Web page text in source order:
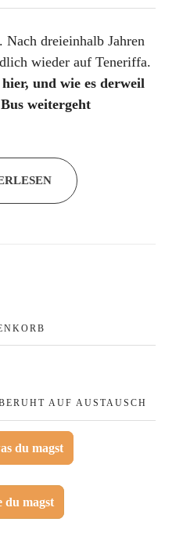
dreieinhalb Jahren
wieder auf Teneriffa.
und wie es derweil
weitergeht
AUF AUSTAUSCH
du magst
du magst